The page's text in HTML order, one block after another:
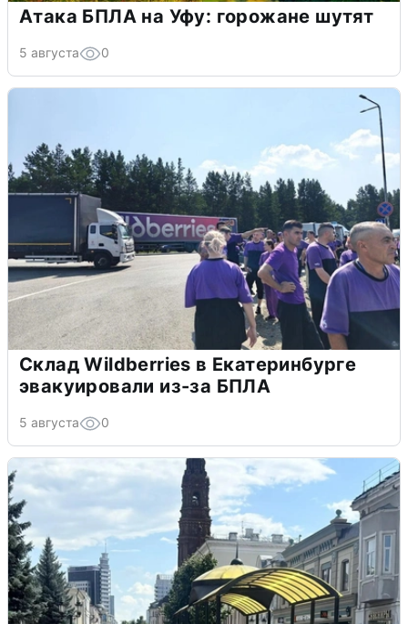
Атака БПЛА на Уфу: горожане шутят
5 августа 0
Склад Wildberries в Екатеринбурге
эвакуировали из-за БПЛА
5 августа 0